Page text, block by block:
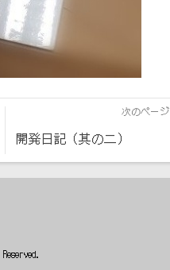
次のページ
開発日記（其の二）